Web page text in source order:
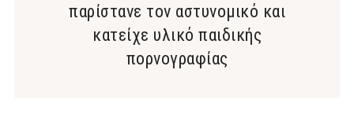
παρίστανε τον αστυνομικό και
κατείχε υλικό παιδικής
πορνογραφίας